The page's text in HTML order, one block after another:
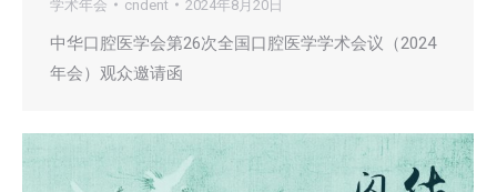
学术年会 cndent 2024年8月20日
中华口腔医学会第26次全国口腔医学学术会议（2024
年会）观众邀请函